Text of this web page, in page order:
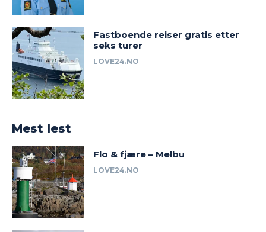
Fastboende reiser gratis etter
seks turer
LOVE24.NO
Mest lest
Flo & fjære – Melbu
LOVE24.NO